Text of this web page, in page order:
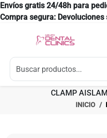
Envíos gratis 24/48h para
Compra segura:
CLAMP
INICIO